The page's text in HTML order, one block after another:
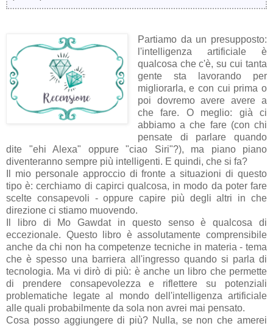
Partiamo da un presupposto:
l'intelligenza artificiale è
qualcosa che c'è, su cui tanta
gente sta lavorando per
migliorarla, e con cui prima o
poi dovremo avere avere a
che fare. O meglio: già ci
abbiamo a che fare (con chi
pensate di parlare quando
dite "ehi Alexa" oppure "ciao Siri"?), ma piano piano
diventeranno sempre più intelligenti. E quindi, che si fa?
Il mio personale approccio di fronte a situazioni di questo
tipo è: cerchiamo di capirci qualcosa, in modo da poter fare
scelte consapevoli - oppure capire più degli altri in che
direzione ci stiamo muovendo.
Il libro di Mo Gawdat in questo senso è qualcosa di
eccezionale. Questo libro è assolutamente comprensibile
anche da chi non ha competenze tecniche in materia - tema
che è spesso una barriera all'ingresso quando si parla di
tecnologia. Ma vi dirò di più: è anche un libro che permette
di prendere consapevolezza e riflettere su potenziali
problematiche legate al mondo dell'intelligenza artificiale
alle quali probabilmente da sola non avrei mai pensato.
Cosa posso aggiungere di più? Nulla, se non che amerei